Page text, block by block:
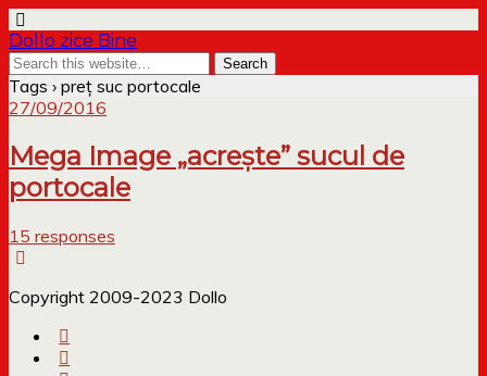
Dollo zice Bine
Tags › preț suc portocale
27/09/2016
Mega Image „acrește” sucul de
portocale
15 responses
Copyright 2009-2023 Dollo